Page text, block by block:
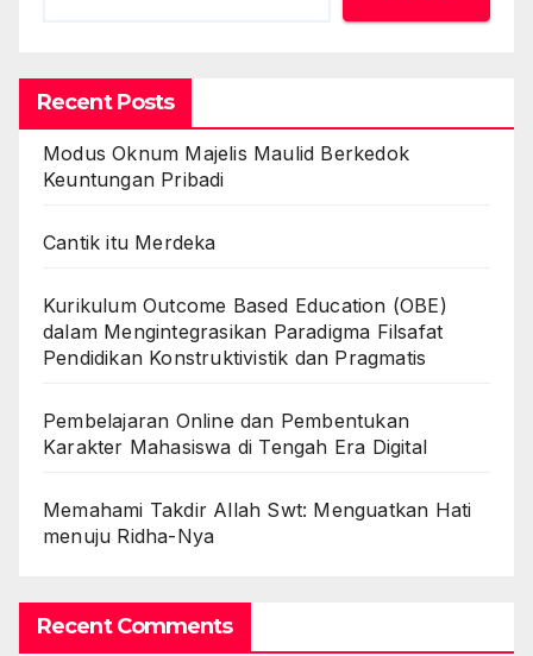
Recent Posts
Modus Oknum Majelis Maulid Berkedok
Keuntungan Pribadi
Cantik itu Merdeka
Kurikulum Outcome Based Education (OBE)
dalam Mengintegrasikan Paradigma Filsafat
Pendidikan Konstruktivistik dan Pragmatis
Pembelajaran Online dan Pembentukan
Karakter Mahasiswa di Tengah Era Digital
Memahami Takdir Allah Swt: Menguatkan Hati
menuju Ridha-Nya
Recent Comments